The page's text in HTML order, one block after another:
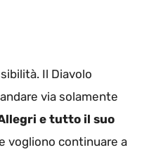
Il Diavolo
via solamente
e tutto il suo
vogliono continuare a